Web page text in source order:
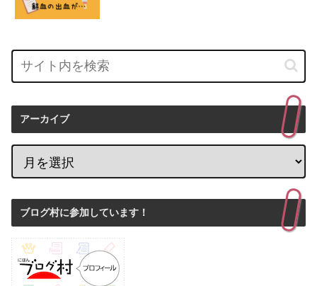
アーカイブ
ブログ村に参加しています！